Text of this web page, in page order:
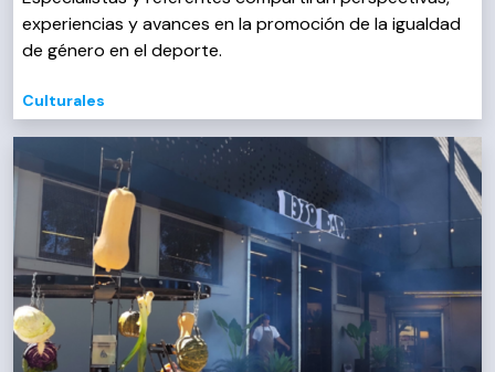
experiencias y avances en la promoción de la igualdad
de género en el deporte.
Culturales